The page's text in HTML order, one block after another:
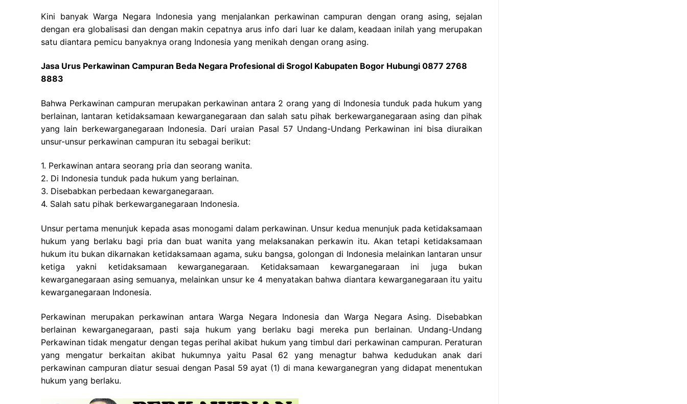
Kini banyak Warga Negara Indonesia yang menjalankan perkawinan campuran dengan orang asing, sejalan
dengan era globalisasi dan dengan makin cepatnya arus info dari luar ke dalam, keadaan inilah yang merupakan
satu diantara pemicu banyaknya orang Indonesia yang menikah dengan orang asing.
Jasa Urus Perkawinan Campuran Beda Negara Profesional di Srogol Kabupaten Bogor Hubungi 0877 2768
8883
Bahwa Perkawinan campuran merupakan perkawinan antara 2 orang yang di Indonesia tunduk pada hukum yang
berlainan, lantaran ketidaksamaan kewarganegaraan dan salah satu pihak berkewarganegaraan asing dan pihak
yang lain berkewarganegaraan Indonesia. Dari uraian Pasal 57 Undang-Undang Perkawinan ini bisa diuraikan
unsur-unsur perkawinan campuran itu sebagai berikut:
1. Perkawinan antara seorang pria dan seorang wanita.
2. Di Indonesia tunduk pada hukum yang berlainan.
3. Disebabkan perbedaan kewarganegaraan.
4. Salah satu pihak berkewarganegaraan Indonesia.
Unsur pertama menunjuk kepada asas monogami dalam perkawinan. Unsur kedua menunjuk pada ketidaksamaan
hukum yang berlaku bagi pria dan buat wanita yang melaksanakan perkawin itu. Akan tetapi ketidaksamaan
hukum itu bukan dikarnakan ketidaksamaan agama, suku bangsa, golongan di Indonesia melainkan lantaran unsur
ketiga yakni ketidaksamaan kewarganegaraan. Ketidaksamaan kewarganegaraan ini juga bukan
kewarganegaraan asing semuanya, melainkan unsur ke 4 menyatakan bahwa diantara kewarganegaraan itu yaitu
kewarganegaraan Indonesia.
Perkawinan merupakan perkawinan antara Warga Negara Indonesia dan Warga Negara Asing. Disebabkan
berlainan kewarganegaraan, pasti saja hukum yang berlaku bagi mereka pun berlainan. Undang-Undang
Perkawinan tidak mengatur dengan tegas perihal akibat hukum yang timbul dari perkawinan campuran. Peraturan
yang mengatur berkaitan akibat hukumnya yaitu Pasal 62 yang menagtur bahwa kedudukan anak dari
perkawinan campuran diatur sesuai dengan Pasal 59 ayat (1) di mana kewarganegran yang didapat menentukan
hukum yang berlaku.